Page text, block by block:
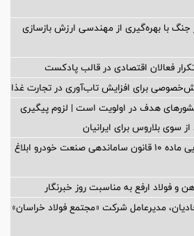
با بهره‌گیری از مهندسی ارزش بازسازی
فعالان اقتصادی در قالب پادکست
برای افزایش تاب‌آوری در تجارت غذا
کشورهای هدف در اولویت است | لزوم پیگیری
سوی بلاروس برای ایرانیان
اصلاحیه آیین نامه اجرایی ماده ۱۰ قانون ساماندهی صنعت خودرو ابلاغ
و فولاد ارفع به مناسبت روز خبرنگار
مدیرعامل شرکت «مجتمع فولاد خراسان»